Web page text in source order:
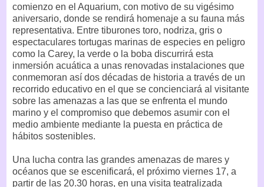
comienzo en el Aquarium, con motivo de su vigésimo
aniversario, donde se rendirá homenaje a su fauna más
representativa. Entre tiburones toro, nodriza, gris o
espectaculares tortugas marinas de especies en peligro
como la Carey, la verde o la boba discurrirá esta
inmersión acuática a unas renovadas instalaciones que
conmemoran así dos décadas de historia a través de un
recorrido educativo en el que se concienciará al visitante
sobre las amenazas a las que se enfrenta el mundo
marino y el compromiso que debemos asumir con el
medio ambiente mediante la puesta en práctica de
hábitos sostenibles.
Una lucha contra las grandes amenazas de mares y
océanos que se escenificará, el próximo viernes 17, a
partir de las 20.30 horas, en una visita teatralizada